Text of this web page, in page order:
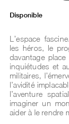
Disponible
L’espace
les héros, le
davantage
inquiétudes et
militaires,
l’avidité
l’aventure
imaginer un
aider à le rendre